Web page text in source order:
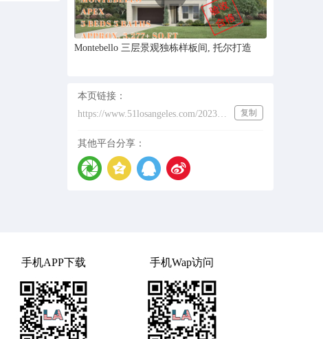
Montebello 三层景观独栋样板间, 托尔打造
本页链接：
https://www.51losangeles.com/202321262
复制
其他平台分享：
手机APP下载 手机Wap访问